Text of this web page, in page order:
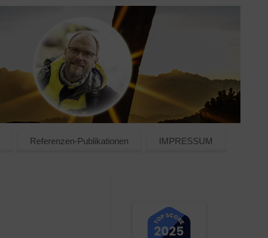
Referenzen-Publikationen IMPRESSUM